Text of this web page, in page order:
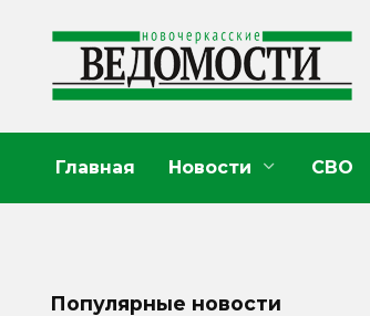
содержанию
Главная Новости СВО
Популярные новости